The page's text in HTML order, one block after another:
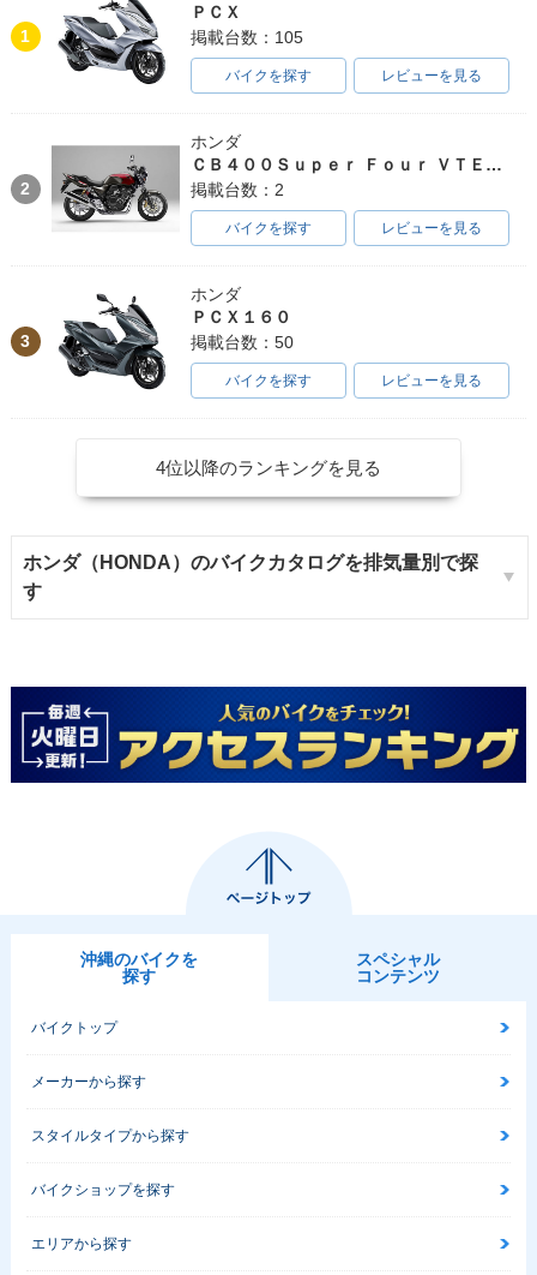
1
ＰＣＸ
掲載台数：105
バイクを探す レビューを見る
2
ホンダ
ＣＢ４００Ｓｕｐｅｒ Ｆｏｕｒ ＶＴＥＣ ＳＰＥＣ３
掲載台数：2
バイクを探す レビューを見る
3
ホンダ
ＰＣＸ１６０
掲載台数：50
バイクを探す レビューを見る
4位以降のランキングを見る
ホンダ（HONDA）のバイクカタログを排気量別で探
す
沖縄のバイクを
探す
スペシャル
コンテンツ
バイクトップ
メーカーから探す
スタイルタイプから探す
バイクショップを探す
エリアから探す